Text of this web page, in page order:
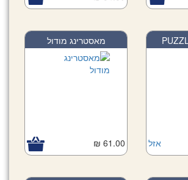
אזל
מאסטרינג מודול
61.00 ₪